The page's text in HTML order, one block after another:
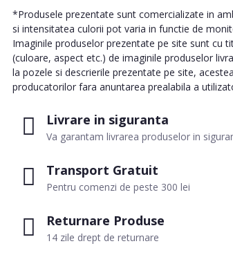
Livrare in siguranta
Va garantam livrarea produselor in
Transport Gratuit
Pentru comenzi de peste 300 lei
Returnare Produse
14 zile drept de returnare
*Produsele prezentate sunt comercializate in
si intensitatea culorii pot varia in functie de
Imaginile produselor prezentate pe site sunt cu
(culoare, aspect etc.) de imaginile produselor
la pozele si descrierile prezentate pe site,
producatorilor fara anuntarea prealabila a